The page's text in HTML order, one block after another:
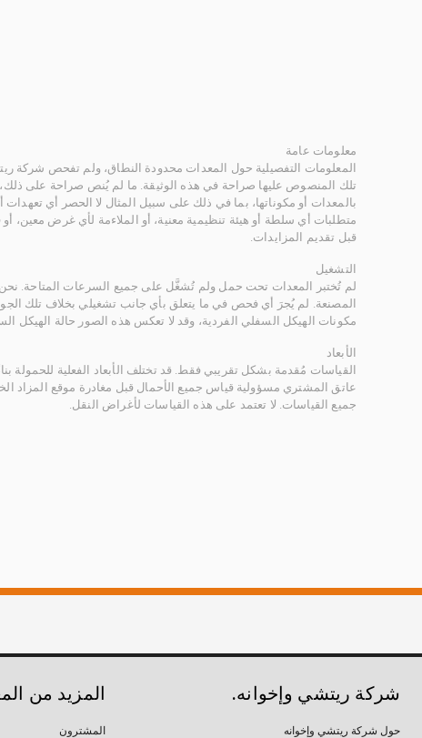
معلومات عامة
المعلومات التفصيلية حول المعدات محدودة النطاق، ولم تفحص شركة
تلك المنصوص عليها صراحة في هذه الوثيقة. ما لم يُنص صراحة على
بالمعدات أو مكوناتها، بما في ذلك على سبيل المثال لا الحصر أي تعهدات
متطلبات أي سلطة أو هيئة تنظيمية معنية، أو الملاءمة لأي غرض
قبل تقديم المزايدات.
التشغيل
لم تُختبر المعدات تحت حمل ولم تُشغَّل على جميع السرعات المتاحة.
المصنعة. لم يُجرَ أي فحص في ما يتعلق بأي جانب تشغيلي بخلاف تلك
مكونات الهيكل السفلي الفردية، وقد لا تعكس هذه الصور حالة الهيكل
الأبعاد
القياسات مُقدمة بشكل تقريبي فقط. قد تختلف الأبعاد الفعلية للحمولة
عاتق المشتري مسؤولية قياس جميع الأحمال قبل مغادرة موقع المزاد
جميع القياسات. لا تعتمد على هذه القياسات لأغراض النقل.
شركة ريتشي وإخوانه.
حول شركة ريتشي وإخوانه
المزيد من
المشترون